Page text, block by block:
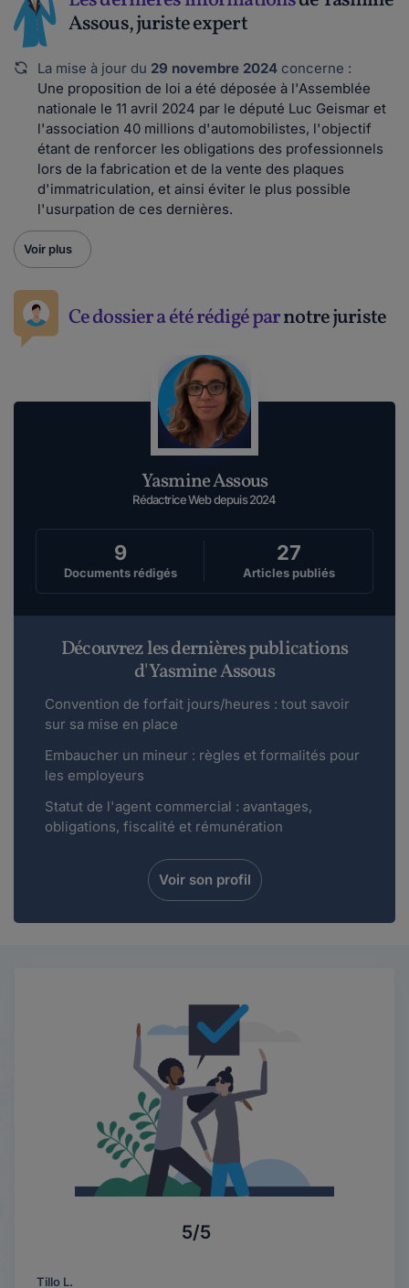
Assous, juriste expert
La mise à jour du 29 novembre 2024 concerne :
Une proposition de loi a été déposée à l'Assemblée
nationale le 11 avril 2024 par le député Luc Geismar et
l'association 40 millions d'automobilistes, l'objectif
étant de renforcer les obligations des professionnels
lors de la fabrication et de la vente des plaques
d'immatriculation, et ainsi éviter le plus possible
l'usurpation de ces dernières.
Voir plus
Ce dossier a été rédigé parnotre juriste
Yasmine Assous
Rédactrice Web depuis 2024
9
Documents rédigés
27
Articles publiés
Découvrez les dernières publications
d'Yasmine Assous
Convention de forfait jours/heures : tout savoir
sur sa mise en place
Embaucher un mineur : règles et formalités pour
les employeurs
Statut de l'agent commercial : avantages,
obligations, fiscalité et rémunération
Voir son profil
5/5
Tillo L.